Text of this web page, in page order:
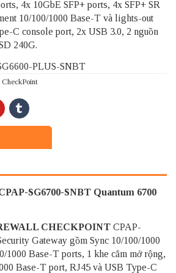
4x 10GbE SFP+ ports, 4x SFP+ SR
10/100/1000 Base-T và lights-out
C console port, 2x USB 3.0, 2 nguồn
240G.
PLUS-SNBT
CheckPoint
SG6700-SNBT Quantum 6700
CHECKPOINT CPAP-
Gateway gồm Sync 10/100/1000
1000 Base-T ports, 1 khe cắm mở rộng,
Base-T port, RJ45 và USB Type-C